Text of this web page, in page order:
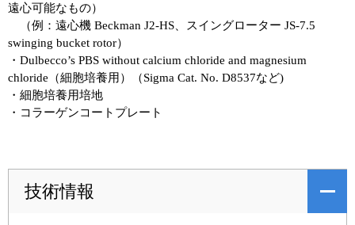
遠心可能なもの）
（例：遠心機 Beckman J2-HS、スイングローター JS-7.5
swinging bucket rotor）
・Dulbecco’s PBS without calcium chloride and magnesium
chloride（細胞培養用）（Sigma Cat. No. D8537など)
・細胞培養用培地
・コラーゲンコートプレート
技術情報